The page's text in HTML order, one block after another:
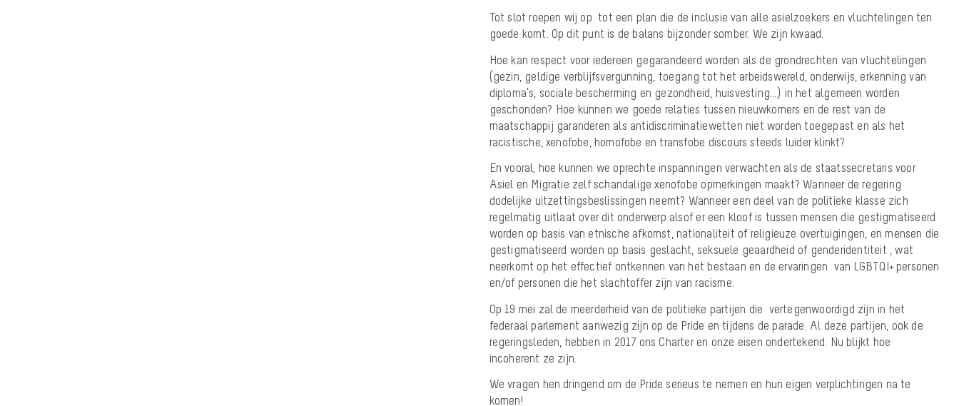
Tot slot roepen wij op tot een plan die de inclusie van alle asielzoekers en vluchtelingen ten
goede komt. Op dit punt is de balans bijzonder somber. We zijn kwaad.
Hoe kan respect voor iedereen gegarandeerd worden als de grondrechten van vluchtelingen
(gezin, geldige verblijfsvergunning, toegang tot het arbeidswereld, onderwijs, erkenning van
diploma’s, sociale bescherming en gezondheid, huisvesting…) in het algemeen worden
geschonden? Hoe kunnen we goede relaties tussen nieuwkomers en de rest van de
maatschappij garanderen als antidiscriminatiewetten niet worden toegepast en als het
racistische, xenofobe, homofobe en transfobe discours steeds luider klinkt?
En vooral, hoe kunnen we oprechte inspanningen verwachten als de staatssecretaris voor
Asiel en Migratie zelf schandalige xenofobe opmerkingen maakt? Wanneer de regering
dodelijke uitzettingsbeslissingen neemt? Wanneer een deel van de politieke klasse zich
regelmatig uitlaat over dit onderwerp alsof er een kloof is tussen mensen die gestigmatiseerd
worden op basis van etnische afkomst, nationaliteit of religieuze overtuigingen, en mensen die
gestigmatiseerd worden op basis geslacht, seksuele geaardheid of genderidentiteit , wat
neerkomt op het effectief ontkennen van het bestaan en de ervaringen van LGBTQI+ personen
en/of personen die het slachtoffer zijn van racisme.
Op 19 mei zal de meerderheid van de politieke partijen die vertegenwoordigd zijn in het
federaal parlement aanwezig zijn op de Pride en tijdens de parade. Al deze partijen, ook de
regeringsleden, hebben in 2017 ons Charter en onze eisen ondertekend. Nu blijkt hoe
incoherent ze zijn.
We vragen hen dringend om de Pride serieus te nemen en hun eigen verplichtingen na te
komen!